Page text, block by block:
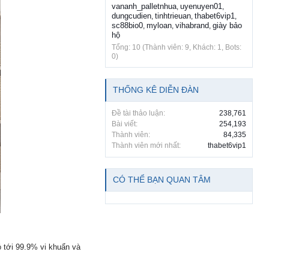
tới 99.9% vi khuẩn và
vananh_palletnhua, uyenuyen01,
dungcudien, tinhtrieuan, thabet6vip1,
sc88bio0, myloan, vihabrand, giày bảo
hộ
Tổng: 10 (Thành viên: 9, Khách: 1, Bots:
0)
THỐNG KÊ DIỄN ĐÀN
Đề tài thảo luận:
238,761
Bài viết:
254,193
Thành viên:
84,335
Thành viên mới nhất:
thabet6vip1
CÓ THỂ BẠN QUAN TÂM